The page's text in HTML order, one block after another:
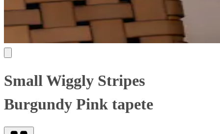
Small Wiggly Stripes
Burgundy Pink tapete